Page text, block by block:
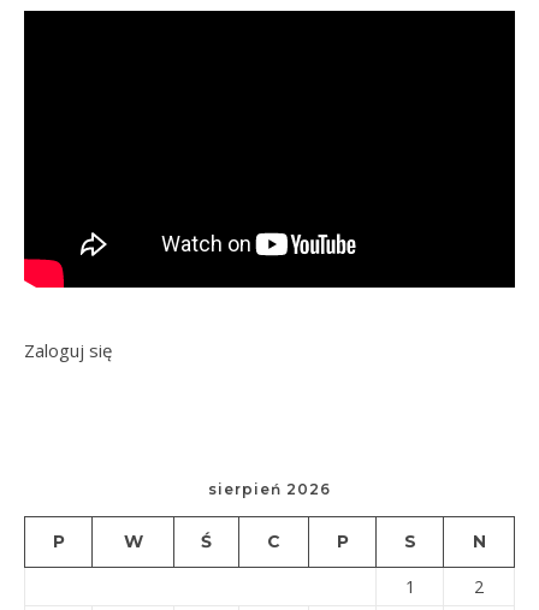
Zaloguj się
sierpień 2026
P W Ś C P S N
1
2